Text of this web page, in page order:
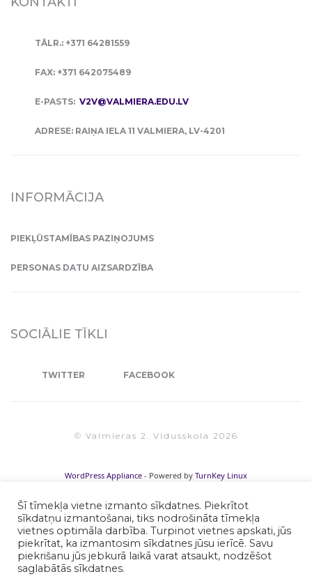
TĀLR.: +371 64281559
FAX: +371 642075489
E-PASTS: V2V@VALMIERA.EDU.LV
ADRESE: RAIŅA IELA 11 VALMIERA, LV-4201
INFORMĀCIJA
PIEKĻŪSTAMĪBAS PAZIŅOJUMS
PERSONAS DATU AIZSARDZĪBA
SOCIĀLIE TĪKLI
TWITTER FACEBOOK
© Valmieras 2. Vidusskola 2026
Šī tīmekļa vietne izmanto sīkdatnes. Piekrītot
sīkdatņu izmantošanai, tiks nodrošināta tīmekļa
vietnes optimāla darbība. Turpinot vietnes apskati, jūs
piekrītat, ka izmantosim sīkdatnes jūsu ierīcē. Savu
piekrišanu jūs jebkurā laikā varat atsaukt, nodzēšot
saglabātās sīkdatnes.
WordPress Appliance - Powered by TurnKey Linux